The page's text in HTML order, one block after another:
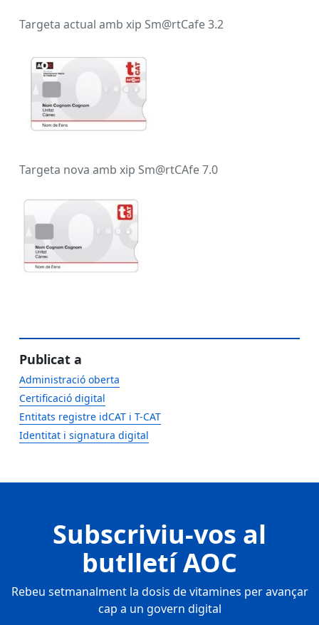
Targeta actual amb xip Sm@rtCafe 3.2
Targeta nova amb xip Sm@rtCAfe 7.0
Publicat a
Administració oberta
Certificació digital
Entitats registre idCAT i T-CAT
Identitat i signatura digital
Subscriviu-vos al
butlletí AOC
Rebeu setmanalment la dosis de vitamines per avançar
cap a un govern digital